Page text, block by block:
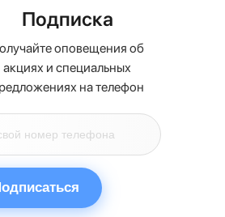
Подписка
оповещения об
акциях и специальных
на телефон